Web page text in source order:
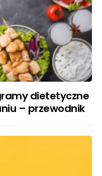
dietetyczne
– przewodnik